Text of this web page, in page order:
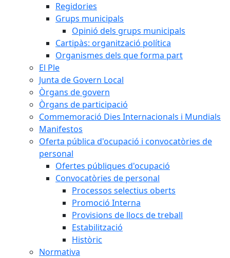
Regidories
Grups municipals
Opinió dels grups municipals
Cartipàs: organització política
Organismes dels que forma part
El Ple
Junta de Govern Local
Òrgans de govern
Òrgans de participació
Commemoració Dies Internacionals i Mundials
Manifestos
Oferta pública d'ocupació i convocatòries de
personal
Ofertes públiques d'ocupació
Convocatòries de personal
Processos selectius oberts
Promoció Interna
Provisions de llocs de treball
Estabilització
Històric
Normativa